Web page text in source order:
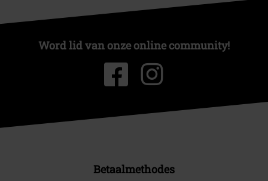
Word lid van onze online community!
Betaalmethodes